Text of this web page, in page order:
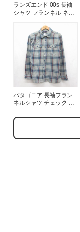
ランズエンド 00s 長袖
シャツ フランネル ネイ
パタゴニア 長袖フラン
ネルシャツ チェック グ